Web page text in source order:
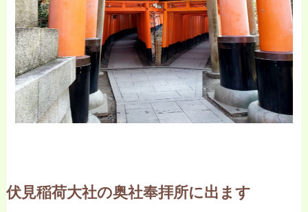
伏見稲荷大社の奥社奉拝所に出ます